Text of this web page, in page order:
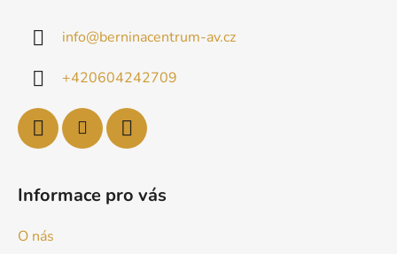
info@berninacentrum-av.cz
+420604242709
Informace pro vás
O nás